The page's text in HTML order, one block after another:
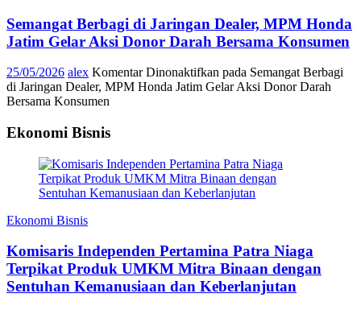
Semangat Berbagi di Jaringan Dealer, MPM Honda
Jatim Gelar Aksi Donor Darah Bersama Konsumen
25/05/2026 alex Komentar Dinonaktifkan pada Semangat Berbagi
di Jaringan Dealer, MPM Honda Jatim Gelar Aksi Donor Darah
Bersama Konsumen
Ekonomi Bisnis
Ekonomi Bisnis
Komisaris Independen Pertamina Patra Niaga
Terpikat Produk UMKM Mitra Binaan dengan
Sentuhan Kemanusiaan dan Keberlanjutan